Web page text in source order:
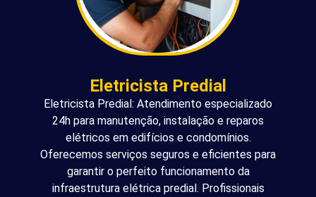
Eletricista Predial
Eletricista Predial: Atendimento especializado
24h para manutenção, instalação e reparos
elétricos em edifícios e condomínios.
Oferecemos serviços seguros e eficientes para
garantir o perfeito funcionamento da
infraestrutura elétrica predial. Profissionais